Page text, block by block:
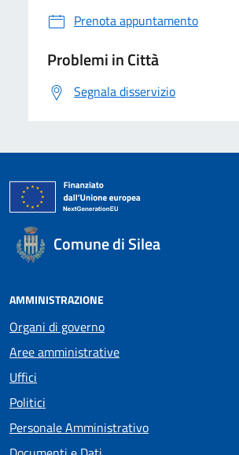
Prenota appuntamento
Problemi in Città
Segnala disservizio
Comune di Silea
AMMINISTRAZIONE
Organi di governo
Aree amministrative
Uffici
Politici
Personale Amministrativo